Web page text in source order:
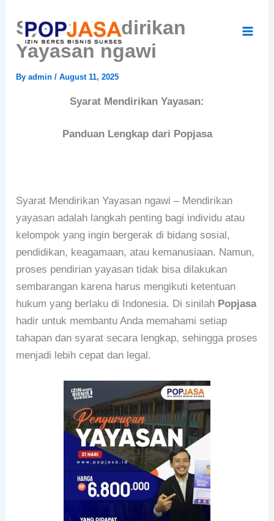
content
Syarat Mendirikan
Yayasan ngawi
Byadmin/August 11, 2025
Syarat Mendirikan Yayasan:
Panduan Lengkap dari Popjasa
Syarat Mendirikan Yayasan ngawi – Mendirikan
yayasan adalah langkah penting bagi individu atau
kelompok yang ingin bergerak di bidang sosial,
pendidikan, keagamaan, atau kemanusiaan. Namun,
proses pendirian yayasan tidak bisa dilakukan
sembarangan karena harus mengikuti ketentuan
hukum yang berlaku di Indonesia. Di sinilah Popjasa
hadir untuk membantu Anda memahami setiap
tahapan dan syarat secara lengkap, sehingga proses
menjadi lebih cepat dan legal.